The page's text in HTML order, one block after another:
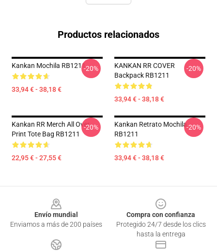
Productos relacionados
Kankan Mochila RB1211
33,94 € - 38,18 €
-20%
KANKAN RR COVER
Backpack RB1211
33,94 € - 38,18 €
-20%
Kankan RR Merch All Over
Print Tote Bag RB1211
22,95 € - 27,55 €
-20%
Kankan Retrato Mochila
RB1211
33,94 € - 38,18 €
-20%
Envío mundial
Enviamos a más de 200 países
Compra con confianza
Protegido 24/7 desde los clics
hasta la entrega